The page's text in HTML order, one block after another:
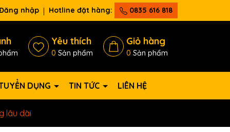
nhập Hotline đặt hàng: 0835 616 818
Yêu thích
0 Sản phẩm
Giỏ hàng
0 Sản phẩm
DỤNG TIN TỨC LIÊN HỆ
lâu dài